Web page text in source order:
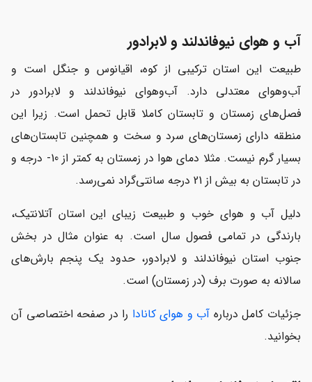
آب و هوای نیوفاندلند و لابرادور
طبیعت این استان ترکیبی از کوه، اقیانوس و جنگل است و
آب‌وهوای معتدلی دارد. آب‌وهوای نیوفاندلند و لابرادور در
فصل‌های زمستان و تابستان کاملا قابل تحمل است. زیرا این
منطقه دارای زمستان‌های سرد و سخت و همچنین تابستان‌های
بسیار گرم نیست. مثلا دمای هوا در زمستان به کمتر از 10- درجه و
در تابستان به بیش از 21 درجه سانتی‌گراد نمی‌رسد.
دلیل آب و هوای خوب و طبیعت زیبای این استان آتلانتیک،
بارندگی در تمامی فصول سال است. به عنوان مثال در بخش
جنوب استان نیوفاندلند و لابرادور، حدود یک پنجم بارش‌های
سالانه به صورت برف (در زمستان) است.
جزئیات کامل درباره آب و هوای کانادا را در صفحه اختصاصی آن
بخوانید.